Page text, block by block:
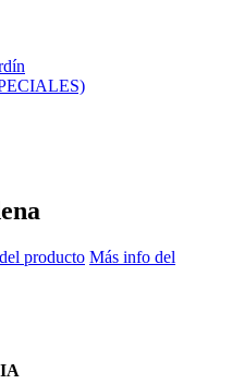
producto Más info del